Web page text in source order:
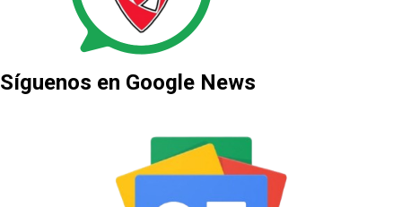
Síguenos en Google News